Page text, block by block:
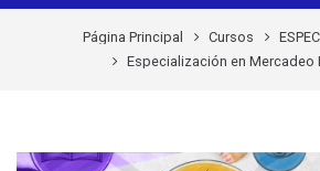
Página Principal Cursos
Especialización en Mercadeo